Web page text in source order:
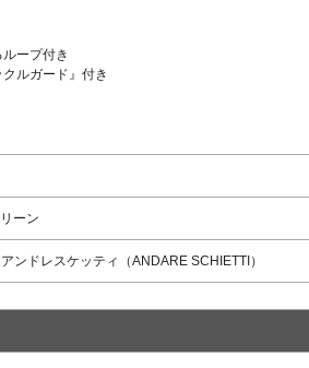
ープ付き
ルガード』付き
ーン
ドレスケッティ（ANDARE SCHIETTI）